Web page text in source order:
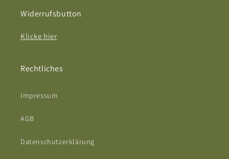
Widerrufsbutton
Klicke hier
Rechtliches
Impressum
AGB
Datenschutzerklärung